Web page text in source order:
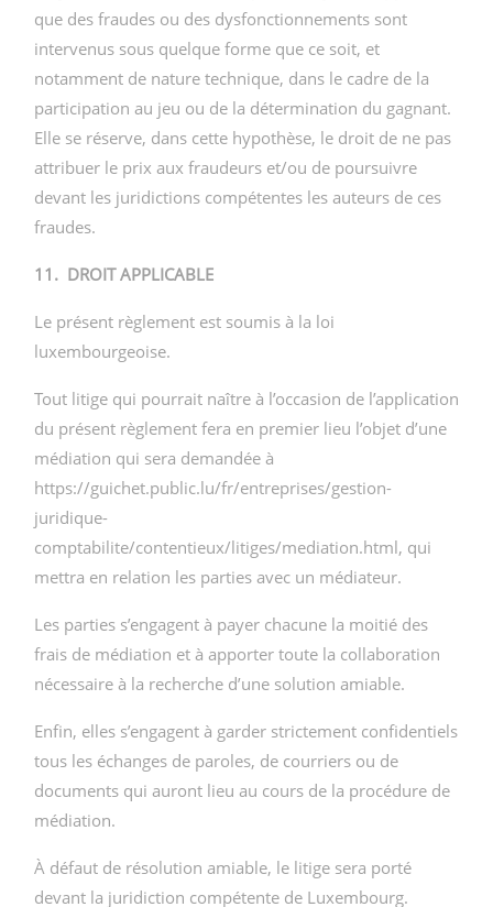
que des fraudes ou des dysfonctionnements sont
intervenus sous quelque forme que ce soit, et
notamment de nature technique, dans le cadre de la
participation au jeu ou de la détermination du gagnant.
Elle se réserve, dans cette hypothèse, le droit de ne pas
attribuer le prix aux fraudeurs et/ou de poursuivre
devant les juridictions compétentes les auteurs de ces
fraudes.
11. DROIT APPLICABLE
Le présent règlement est soumis à la loi
luxembourgeoise.
Tout litige qui pourrait naître à l’occasion de l’application
du présent règlement fera en premier lieu l’objet d’une
médiation qui sera demandée à
https://guichet.public.lu/fr/entreprises/gestion-
juridique-
comptabilite/contentieux/litiges/mediation.html, qui
mettra en relation les parties avec un médiateur.
Les parties s’engagent à payer chacune la moitié des
frais de médiation et à apporter toute la collaboration
nécessaire à la recherche d’une solution amiable.
Enfin, elles s’engagent à garder strictement confidentiels
tous les échanges de paroles, de courriers ou de
documents qui auront lieu au cours de la procédure de
médiation.
À défaut de résolution amiable, le litige sera porté
devant la juridiction compétente de Luxembourg.